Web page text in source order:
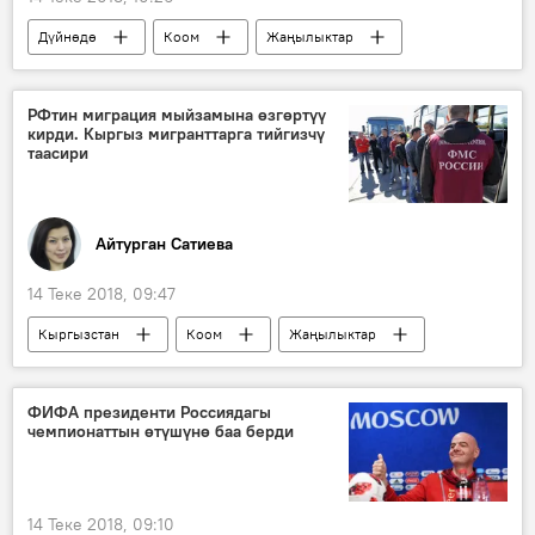
Дүйнөдө Коом
Жаңылыктар
АКШ
окумуштуулар
РФтин миграция мыйзамына өзгөртүү
кирди. Кыргыз мигранттарга тийгизчү
таасири
Айтурган Сатиева
14 Теке 2018, 09:47
Кыргызстан Коом
Жаңылыктар
Миграция
Алмаз Букалаев
Улан Шамшиев
мыйзамдар
Россия
ФИФА президенти Россиядагы
чемпионаттын өтүшүнө баа берди
14 Теке 2018, 09:10